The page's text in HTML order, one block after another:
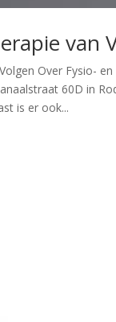
van
Over Fysio-
60D in
is er ook...